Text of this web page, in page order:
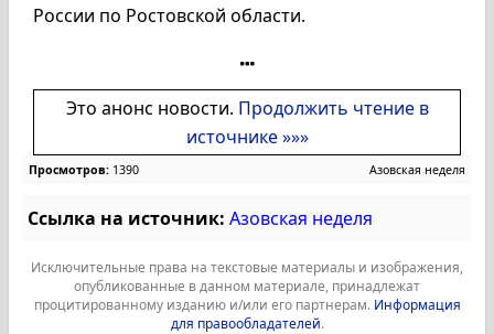
России по Ростовской области.
Это анонс новости. Продолжить чтение в
источнике »»»
Просмотров: 1390 Азовская неделя
Ссылка на источник: Азовская неделя
Исключительные права на текстовые материалы и изображения,
опубликованные в данном материале, принадлежат
процитированному изданию и/или его партнерам. Информация
для правообладателей.